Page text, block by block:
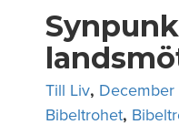
Till Liv, December
Bibeltrohet,